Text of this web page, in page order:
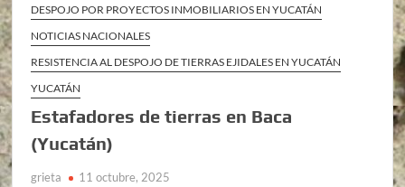
DESPOJO POR PROYECTOS INMOBILIARIOS EN YUCATÁN
NOTICIAS NACIONALES
RESISTENCIA AL DESPOJO DE TIERRAS EJIDALES EN YUCATÁN
YUCATÁN
Estafadores de tierras en Baca
(Yucatán)
grieta 11 octubre, 2025